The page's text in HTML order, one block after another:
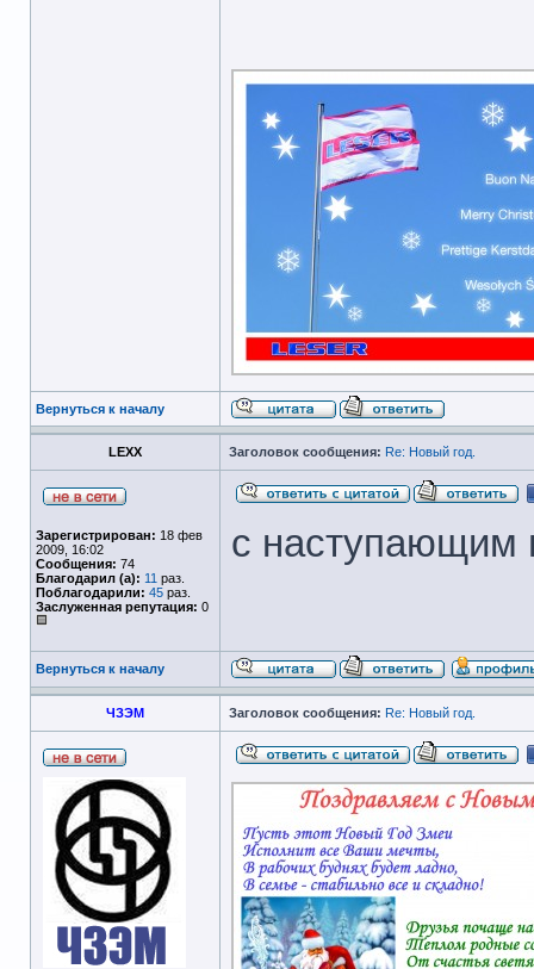
Вернуться к началу
LEXX Заголовок сообщения: Re: Новый год.
Зарегистрирован: 18 фев
2009, 16:02
Сообщения: 74
Благодарил (а): 11 раз.
Поблагодарили: 45 раз.
Заслуженная репутация: 0
с наступающим
Вернуться к началу
ЧЗЭМ Заголовок сообщения: Re: Новый год.